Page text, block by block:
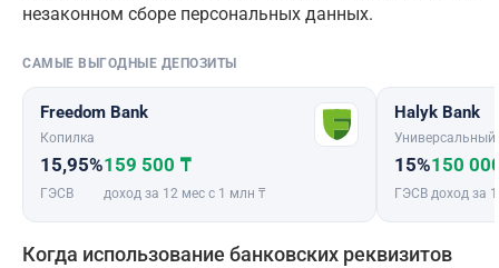
незаконном сборе персональных данных.
САМЫЕ ВЫГОДНЫЕ ДЕПОЗИТЫ
Freedom Bank
Копилка
15,95%
ГЭСВ
159 500 ₸
доход за 12 мес с 1 млн ₸
Halyk Bank
Универсальный
15%
ГЭСВ
150
доход за
Когда использование банковских реквизитов